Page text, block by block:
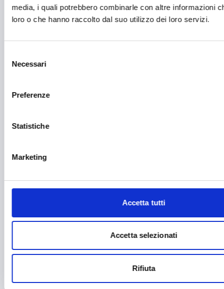
media, i quali potrebbero combinarle con altre informazioni
loro o che hanno raccolto dal suo utilizzo dei loro servizi.
delNecessari
Preferenze
Statistiche
Marketing
Accetta tutti
Accetta selezionati
Rifiuta
Fotovoltaico
Green economy
Inclusione Sociale e Solidarietà
Intelligenza Artificiale
Internazionalizzazione
Manifatturiero
Manifestazioni Sportive